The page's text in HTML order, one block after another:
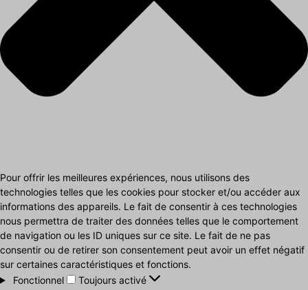
Pour offrir les meilleures expériences, nous utilisons des
technologies telles que les cookies pour stocker et/ou accéder aux
informations des appareils. Le fait de consentir à ces technologies
nous permettra de traiter des données telles que le comportement
de navigation ou les ID uniques sur ce site. Le fait de ne pas
consentir ou de retirer son consentement peut avoir un effet négatif
sur certaines caractéristiques et fonctions.
Fonctionnel
Fonctionnel
Toujours activé